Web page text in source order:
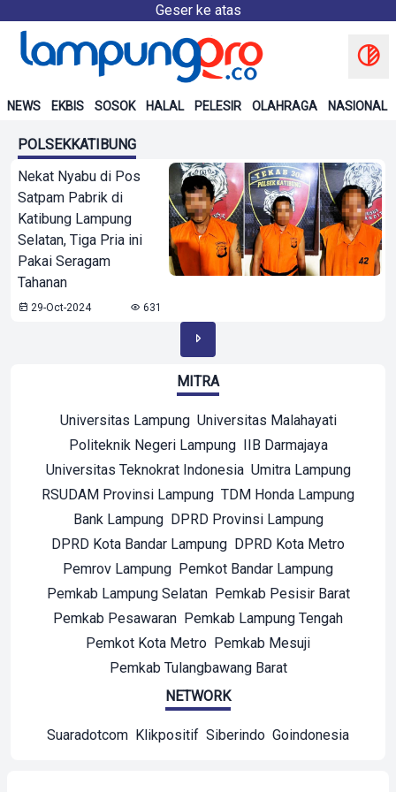
Geser ke atas
NEWS EKBIS SOSOK HALAL PELESIR OLAHRAGA NASIONAL
POLSEKKATIBUNG
Nekat Nyabu di Pos
Satpam Pabrik di
Katibung Lampung
Selatan, Tiga Pria ini
Pakai Seragam
Tahanan
29-Oct-2024 631
MITRA
Universitas Lampung Universitas Malahayati
Politeknik Negeri Lampung IIB Darmajaya
Universitas Teknokrat Indonesia Umitra Lampung
RSUDAM Provinsi Lampung TDM Honda Lampung
Bank Lampung DPRD Provinsi Lampung
DPRD Kota Bandar Lampung DPRD Kota Metro
Pemrov Lampung Pemkot Bandar Lampung
Pemkab Lampung Selatan Pemkab Pesisir Barat
Pemkab Pesawaran Pemkab Lampung Tengah
Pemkot Kota Metro Pemkab Mesuji
Pemkab Tulangbawang Barat
NETWORK
Suaradotcom Klikpositif Siberindo Goindonesia